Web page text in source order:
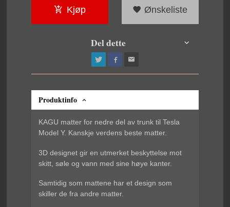
Kjøp Ønskeliste
Del dette
Produktinfo
KAGU matter for nedre del av trunk til Tesla
Model Y. Kanskje verdens beste matter.
3D designet gir en utmerket beskyttelse mot
skitt, søle og vann med sine høye kanter.
Samtidig som mattene har et design som
skiller de fra andre matter.